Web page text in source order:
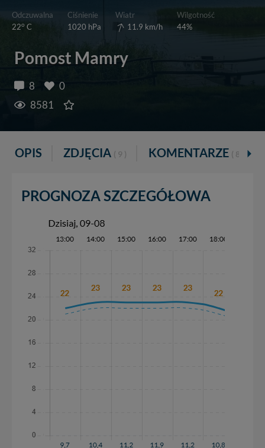
Odczuwalna
22o C
Ciśnienie
1020 hPa
Wiatr
11.9 km/h
Wilgotność
44%
Pomost Mamry
8
0
8581
OPIS ZDJĘCIA ( 9 ) KOMENTARZE ( 8 )
PROGNOZA SZCZEGÓŁOWA